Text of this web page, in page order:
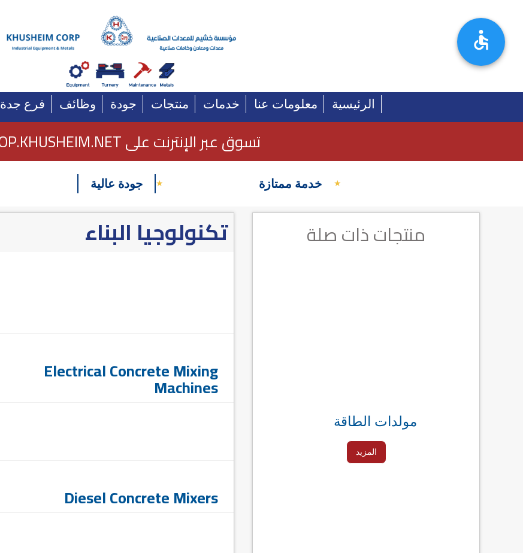
Main
الرئيسية معلومات عنا خدمات منتجات جودة وظائف فرع جدة
تسوق عبر الإنترنت على SHOP.KHUSHEIM.NET
★ خدمة ممتازة ★ جودة عالية
تكنولوجيا البناء
Electrical Concrete Mixing
Machines
Diesel Concrete Mixers
منتجات ذات صلة
مولدات الطاقة
المزيد